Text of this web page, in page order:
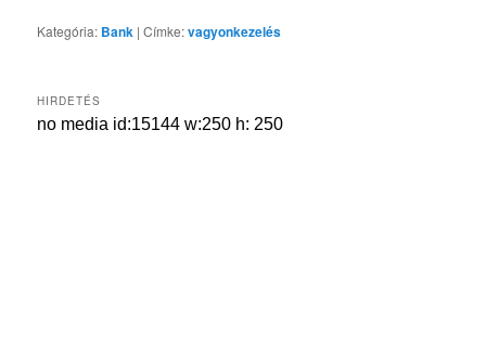
Kategória: Bank |Címke:vagyonkezelés
HIRDETÉS